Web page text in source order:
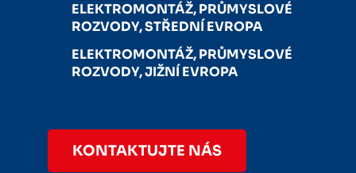
ELEKTROMONTÁŽ, PRŮMYSLOVÉ
ROZVODY, STŘEDNÍ EVROPA
ELEKTROMONTÁŽ, PRŮMYSLOVÉ
ROZVODY, JIŽNÍ EVROPA
KONTAKTUJTE NÁS